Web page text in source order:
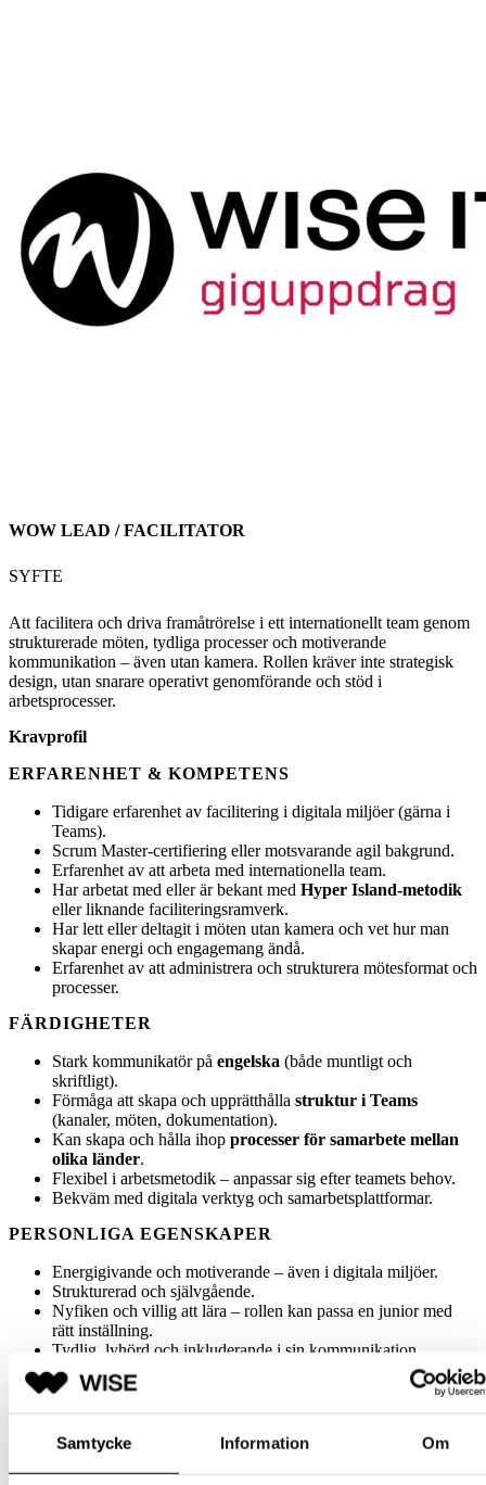
Samtycke Information Om
WOW LEAD / FACILITATOR
SYFTE
Att facilitera och driva framåtrörelse i ett internationellt team genom
strukturerade möten, tydliga processer och motiverande
kommunikation – även utan kamera. Rollen kräver inte strategisk
design, utan snarare operativt genomförande och stöd i
arbetsprocesser.
Kravprofil
ERFARENHET & KOMPETENS
Tidigare erfarenhet av facilitering i digitala miljöer (gärna i
Teams).
Scrum Master-certifiering eller motsvarande agil bakgrund.
Erfarenhet av att arbeta med internationella team.
Har arbetat med eller är bekant med Hyper Island-metodik
eller liknande faciliteringsramverk.
Har lett eller deltagit i möten utan kamera och vet hur man
skapar energi och engagemang ändå.
Erfarenhet av att administrera och strukturera mötesformat och
processer.
FÄRDIGHETER
Stark kommunikatör på engelska (både muntligt och
skriftligt).
Förmåga att skapa och upprätthålla struktur i Teams
(kanaler, möten, dokumentation).
Kan skapa och hålla ihop processer för samarbete mellan
olika länder.
Flexibel i arbetsmetodik – anpassar sig efter teamets behov.
Bekväm med digitala verktyg och samarbetsplattformar.
PERSONLIGA EGENSKAPER
Energigivande och motiverande – även i digitala miljöer.
Strukturerad och självgående.
Nyfiken och villig att lära – rollen kan passa en junior med
rätt inställning.
Tydlig, lyhörd och inkluderande i sin kommunikation.
Ansvarsområden
Säkerställa att mötesstrukturer och processer följs.